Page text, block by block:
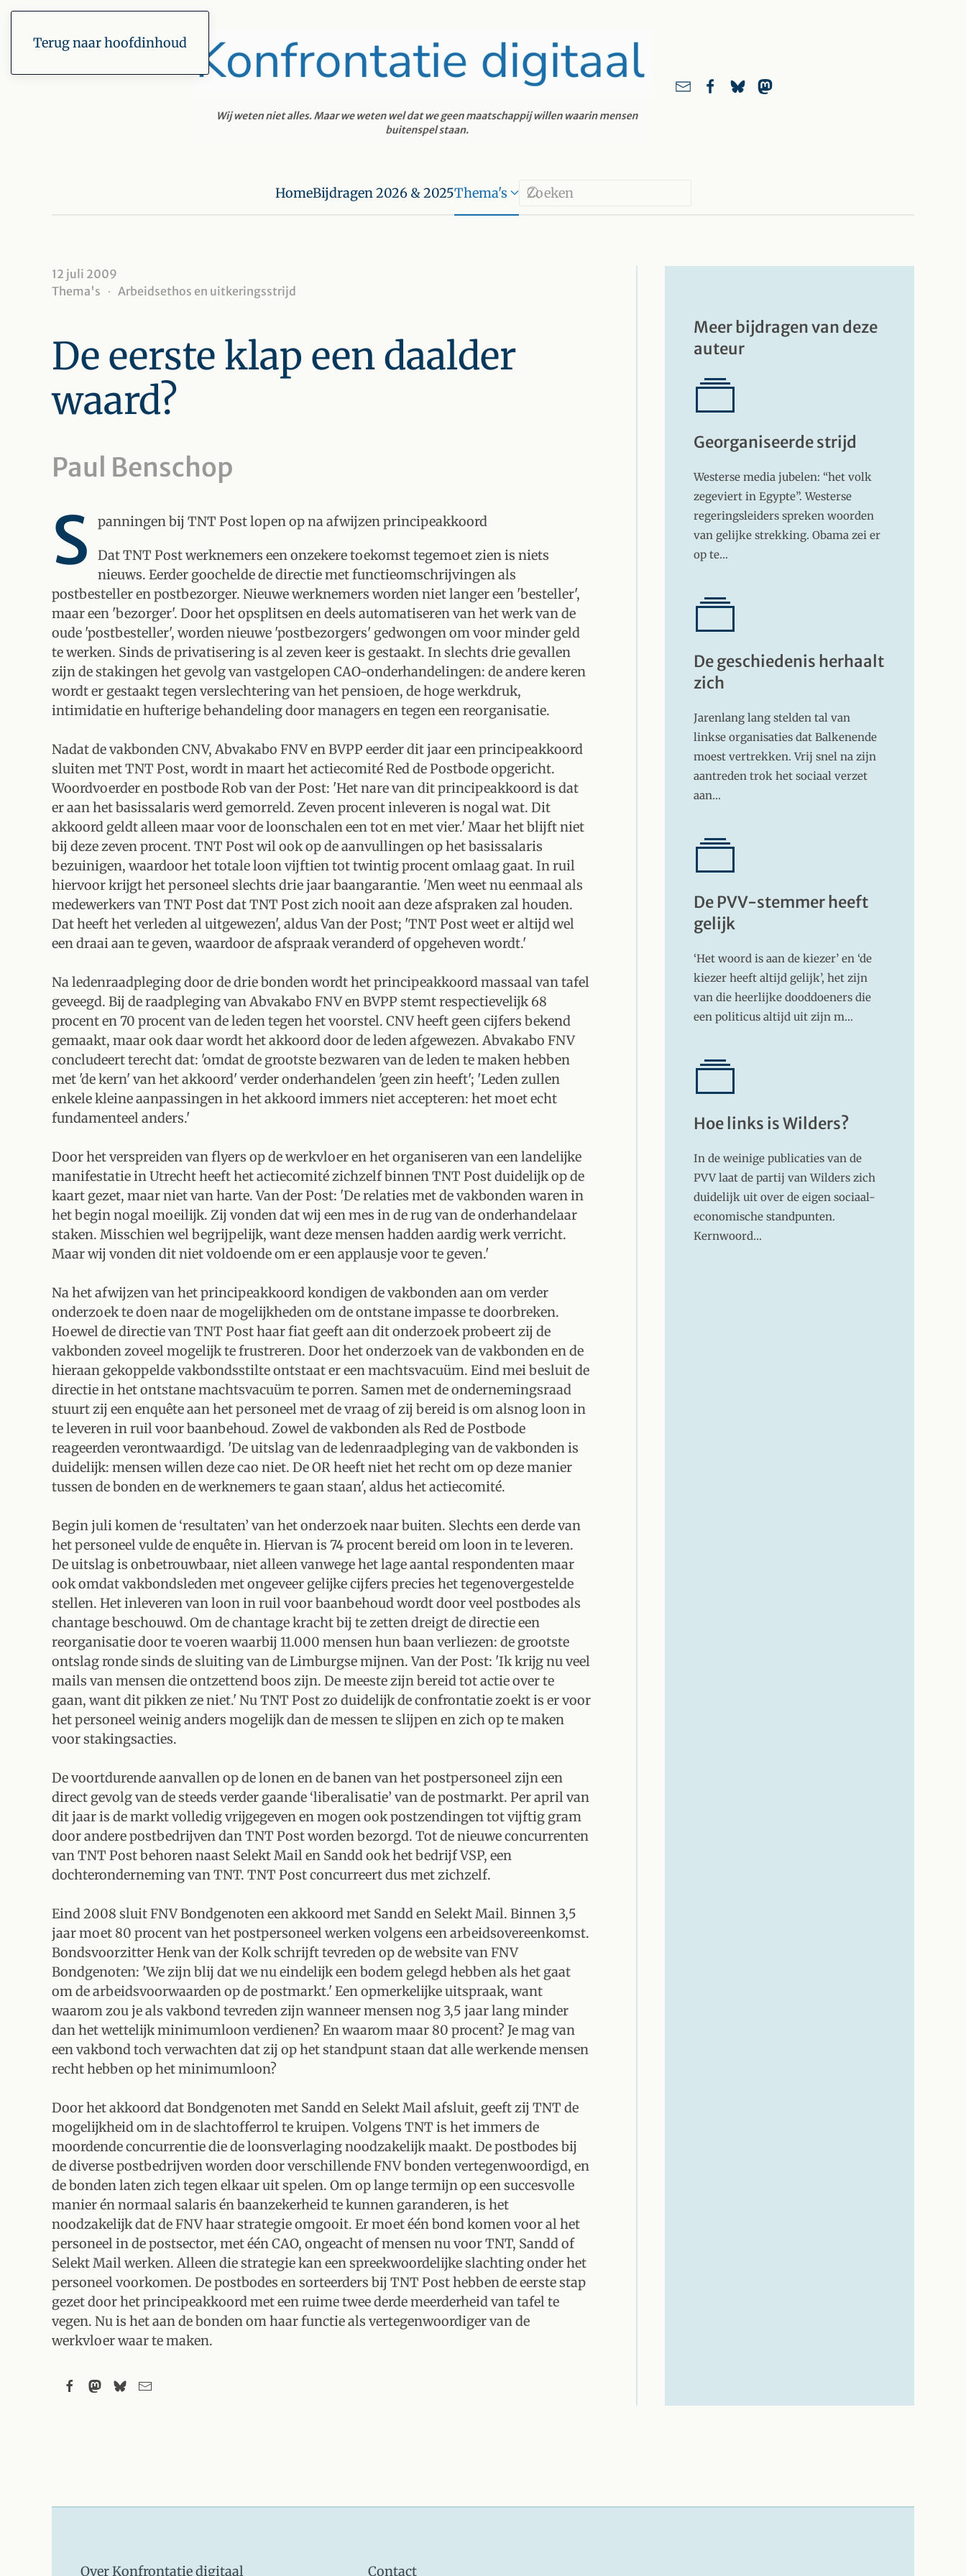
Terug naar hoofdinhoud
HomeBijdragen 2026 & 2025Thema's
12 juli 2009
Thema's
Arbeidsethos en uitkeringsstrijd
De eerste klap een daalder
waard?
Paul Benschop
S panningen bij TNT Post lopen op na afwijzen principeakkoord
Dat TNT Post werknemers een onzekere toekomst tegemoet zien is niets
nieuws. Eerder goochelde de directie met functieomschrijvingen als
postbesteller en postbezorger. Nieuwe werknemers worden niet langer een 'besteller',
maar een 'bezorger'. Door het opsplitsen en deels automatiseren van het werk van de
oude 'postbesteller', worden nieuwe 'postbezorgers' gedwongen om voor minder geld
te werken. Sinds de privatisering is al zeven keer is gestaakt. In slechts drie gevallen
zijn de stakingen het gevolg van vastgelopen CAO-onderhandelingen: de andere keren
wordt er gestaakt tegen verslechtering van het pensioen, de hoge werkdruk,
intimidatie en hufterige behandeling door managers en tegen een reorganisatie.
Nadat de vakbonden CNV, Abvakabo FNV en BVPP eerder dit jaar een principeakkoord
sluiten met TNT Post, wordt in maart het actiecomité Red de Postbode opgericht.
Woordvoerder en postbode Rob van der Post: 'Het nare van dit principeakkoord is dat
er aan het basissalaris werd gemorreld. Zeven procent inleveren is nogal wat. Dit
akkoord geldt alleen maar voor de loonschalen een tot en met vier.' Maar het blijft niet
bij deze zeven procent. TNT Post wil ook op de aanvullingen op het basissalaris
bezuinigen, waardoor het totale loon vijftien tot twintig procent omlaag gaat. In ruil
hiervoor krijgt het personeel slechts drie jaar baangarantie. 'Men weet nu eenmaal als
medewerkers van TNT Post dat TNT Post zich nooit aan deze afspraken zal houden.
Dat heeft het verleden al uitgewezen', aldus Van der Post; 'TNT Post weet er altijd wel
een draai aan te geven, waardoor de afspraak veranderd of opgeheven wordt.'
Na ledenraadpleging door de drie bonden wordt het principeakkoord massaal van tafel
geveegd. Bij de raadpleging van Abvakabo FNV en BVPP stemt respectievelijk 68
procent en 70 procent van de leden tegen het voorstel. CNV heeft geen cijfers bekend
gemaakt, maar ook daar wordt het akkoord door de leden afgewezen. Abvakabo FNV
concludeert terecht dat: 'omdat de grootste bezwaren van de leden te maken hebben
met 'de kern' van het akkoord' verder onderhandelen 'geen zin heeft'; 'Leden zullen
enkele kleine aanpassingen in het akkoord immers niet accepteren: het moet echt
fundamenteel anders.'
Door het verspreiden van flyers op de werkvloer en het organiseren van een landelijke
manifestatie in Utrecht heeft het actiecomité zichzelf binnen TNT Post duidelijk op de
kaart gezet, maar niet van harte. Van der Post: 'De relaties met de vakbonden waren in
het begin nogal moeilijk. Zij vonden dat wij een mes in de rug van de onderhandelaar
staken. Misschien wel begrijpelijk, want deze mensen hadden aardig werk verricht.
Maar wij vonden dit niet voldoende om er een applausje voor te geven.'
Na het afwijzen van het principeakkoord kondigen de vakbonden aan om verder
onderzoek te doen naar de mogelijkheden om de ontstane impasse te doorbreken.
Hoewel de directie van TNT Post haar fiat geeft aan dit onderzoek probeert zij de
vakbonden zoveel mogelijk te frustreren. Door het onderzoek van de vakbonden en de
hieraan gekoppelde vakbondsstilte ontstaat er een machtsvacuüm. Eind mei besluit de
directie in het ontstane machtsvacuüm te porren. Samen met de ondernemingsraad
stuurt zij een enquête aan het personeel met de vraag of zij bereid is om alsnog loon in
te leveren in ruil voor baanbehoud. Zowel de vakbonden als Red de Postbode
reageerden verontwaardigd. 'De uitslag van de ledenraadpleging van de vakbonden is
duidelijk: mensen willen deze cao niet. De OR heeft niet het recht om op deze manier
tussen de bonden en de werknemers te gaan staan', aldus het actiecomité.
Begin juli komen de ‘resultaten’ van het onderzoek naar buiten. Slechts een derde van
het personeel vulde de enquête in. Hiervan is 74 procent bereid om loon in te leveren.
De uitslag is onbetrouwbaar, niet alleen vanwege het lage aantal respondenten maar
ook omdat vakbondsleden met ongeveer gelijke cijfers precies het tegenovergestelde
stellen. Het inleveren van loon in ruil voor baanbehoud wordt door veel postbodes als
chantage beschouwd. Om de chantage kracht bij te zetten dreigt de directie een
reorganisatie door te voeren waarbij 11.000 mensen hun baan verliezen: de grootste
ontslag ronde sinds de sluiting van de Limburgse mijnen. Van der Post: 'Ik krijg nu veel
mails van mensen die ontzettend boos zijn. De meeste zijn bereid tot actie over te
gaan, want dit pikken ze niet.' Nu TNT Post zo duidelijk de confrontatie zoekt is er voor
het personeel weinig anders mogelijk dan de messen te slijpen en zich op te maken
voor stakingsacties.
De voortdurende aanvallen op de lonen en de banen van het postpersoneel zijn een
direct gevolg van de steeds verder gaande ‘liberalisatie’ van de postmarkt. Per april van
dit jaar is de markt volledig vrijgegeven en mogen ook postzendingen tot vijftig gram
door andere postbedrijven dan TNT Post worden bezorgd. Tot de nieuwe concurrenten
van TNT Post behoren naast Selekt Mail en Sandd ook het bedrijf VSP, een
dochteronderneming van TNT. TNT Post concurreert dus met zichzelf.
Eind 2008 sluit FNV Bondgenoten een akkoord met Sandd en Selekt Mail. Binnen 3,5
jaar moet 80 procent van het postpersoneel werken volgens een arbeidsovereenkomst.
Bondsvoorzitter Henk van der Kolk schrijft tevreden op de website van FNV
Bondgenoten: 'We zijn blij dat we nu eindelijk een bodem gelegd hebben als het gaat
om de arbeidsvoorwaarden op de postmarkt.' Een opmerkelijke uitspraak, want
waarom zou je als vakbond tevreden zijn wanneer mensen nog 3,5 jaar lang minder
dan het wettelijk minimumloon verdienen? En waarom maar 80 procent? Je mag van
een vakbond toch verwachten dat zij op het standpunt staan dat alle werkende mensen
recht hebben op het minimumloon?
Door het akkoord dat Bondgenoten met Sandd en Selekt Mail afsluit, geeft zij TNT de
mogelijkheid om in de slachtofferrol te kruipen. Volgens TNT is het immers de
moordende concurrentie die de loonsverlaging noodzakelijk maakt. De postbodes bij
de diverse postbedrijven worden door verschillende FNV bonden vertegenwoordigd, en
de bonden laten zich tegen elkaar uit spelen. Om op lange termijn op een succesvolle
manier én normaal salaris én baanzekerheid te kunnen garanderen, is het
noodzakelijk dat de FNV haar strategie omgooit. Er moet één bond komen voor al het
personeel in de postsector, met één CAO, ongeacht of mensen nu voor TNT, Sandd of
Selekt Mail werken. Alleen die strategie kan een spreekwoordelijke slachting onder het
personeel voorkomen. De postbodes en sorteerders bij TNT Post hebben de eerste stap
gezet door het principeakkoord met een ruime twee derde meerderheid van tafel te
vegen. Nu is het aan de bonden om haar functie als vertegenwoordiger van de
werkvloer waar te maken.
Meer bijdragen van deze
auteur
Georganiseerde strijd
Westerse media jubelen: “het volk
zegeviert in Egypte”. Westerse
regeringsleiders spreken woorden
van gelijke strekking. Obama zei er
op te…
De geschiedenis herhaalt
zich
Jarenlang lang stelden tal van
linkse organisaties dat Balkenende
moest vertrekken. Vrij snel na zijn
aantreden trok het sociaal verzet
aan…
De PVV-stemmer heeft
gelijk
‘Het woord is aan de kiezer’ en ‘de
kiezer heeft altijd gelijk’, het zijn
van die heerlijke dooddoeners die
een politicus altijd uit zijn m…
Hoe links is Wilders?
In de weinige publicaties van de
PVV laat de partij van Wilders zich
duidelijk uit over de eigen sociaal-
economische standpunten.
Kernwoord…
Over Konfrontatie digitaal Contact